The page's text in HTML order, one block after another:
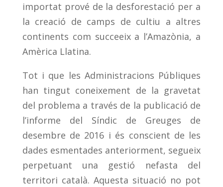
importat prové de la desforestació per a
la creació de camps de cultiu a altres
continents com succeeix a l’Amazònia, a
Amèrica Llatina.
Tot i que les Administracions Públiques
han tingut coneixement de la gravetat
del problema a través de la publicació de
l’informe del Síndic de Greuges de
desembre de 2016 i és conscient de les
dades esmentades anteriorment, segueix
perpetuant una gestió nefasta del
territori català. Aquesta situació no pot